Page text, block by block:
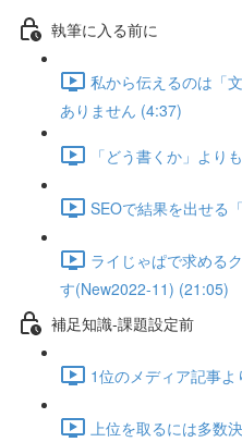
執筆に入る前に
私から伝えるのは「
ありません (4:37)
「どう書くか」より
SEOで結果を出せる
ライじゃぱで求める
す(New2022-11) (21:05)
補足知識-課題設定前
1位のメディア記事
上位を取るには多数